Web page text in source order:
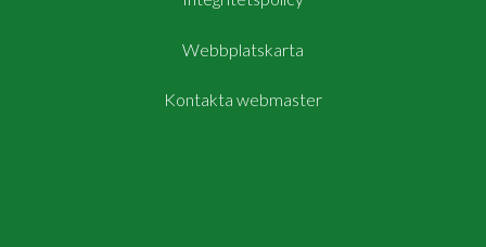
Webbplatskarta
Kontakta webmaster